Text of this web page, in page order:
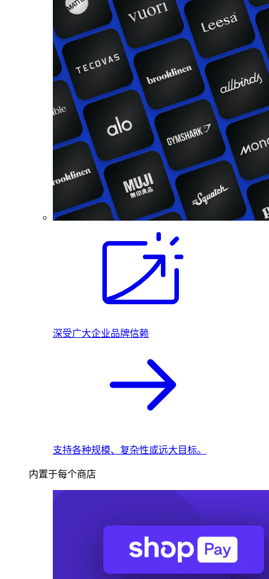
深受广大企业品牌信赖
支持各种规模、复杂性或远大目标。
内置于每个商店